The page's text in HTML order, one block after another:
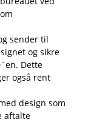
sender til
og sikre
Dette
også rent
design som
aftalte